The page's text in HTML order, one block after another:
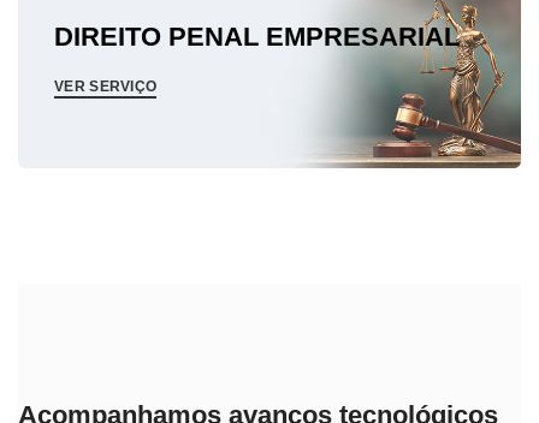
DIREITO PENAL EMPRESARIAL
VER SERVIÇO
Acompanhamos avanços tecnológicos